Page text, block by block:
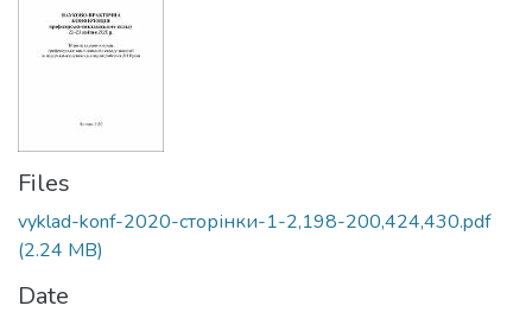
Files
vyklad-konf-2020-сторінки-1-2,198-200,424,430.pdf
(2.24 MB)
Date